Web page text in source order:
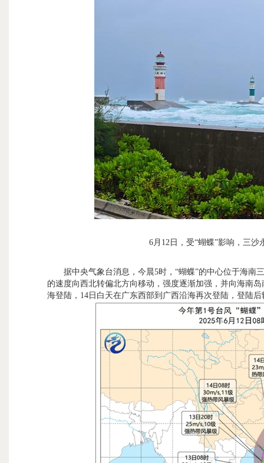
6月12日，受“蝴蝶”影响，三
据中央气象台消息，今晨5时，“蝴蝶”的中心位于海南
的速度向西北转偏北方向移动，强度逐渐加强，并向海南
海登陆，14日白天在广东西部到广西沿海再次登陆，登陆